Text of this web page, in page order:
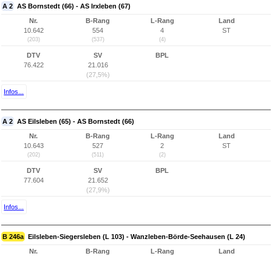
A 2 AS Bornstedt (66) - AS Irxleben (67)
Nr.
10.642
(203)
B-Rang
554
(537)
L-Rang
4
(4)
Land
ST
DTV
76.422
SV
21.016
(27,5%)
BPL
Infos...
A 2 AS Eilsleben (65) - AS Bornstedt (66)
Nr.
10.643
(202)
B-Rang
527
(511)
L-Rang
2
(2)
Land
ST
DTV
77.604
SV
21.652
(27,9%)
BPL
Infos...
B 246a Eilsleben-Siegersleben (L 103) - Wanzleben-Börde-Seehausen (L 24)
Nr.
B-Rang
L-Rang
Land